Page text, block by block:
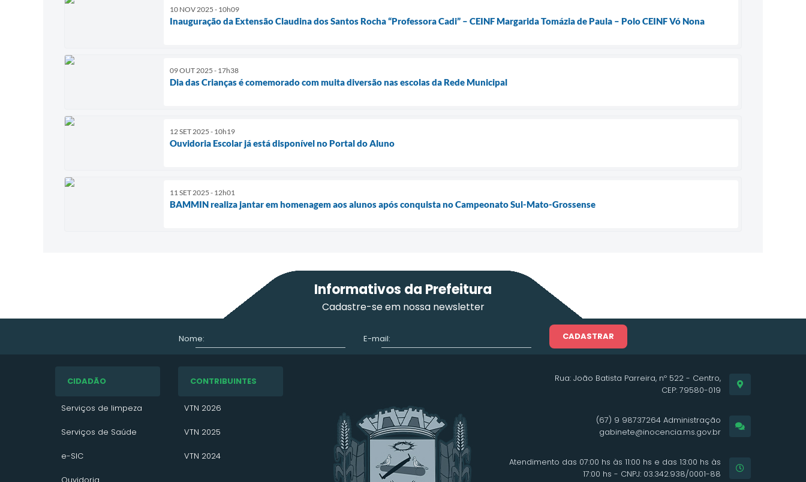
10 NOV 2025 - 10h09
Inauguração da Extensão Claudina dos Santos Rocha “Professora Cadi” – CEINF Margarida Tomázia de Paula – Polo CEINF Vó Nona
09 OUT 2025 - 17h38
Dia das Crianças é comemorado com muita diversão nas escolas da Rede Municipal
12 SET 2025 - 10h19
Ouvidoria Escolar já está disponível no Portal do Aluno
11 SET 2025 - 12h01
BAMMIN realiza jantar em homenagem aos alunos após conquista no Campeonato Sul-Mato-Grossense
Informativos da Prefeitura
Cadastre-se em nossa newsletter
Nome: E-mail: CADASTRAR
CIDADÃO
Serviços de limpeza
Serviços de Saúde
e-SIC
Ouvidoria
CONTRIBUINTES
VTN 2026
VTN 2025
VTN 2024
Rua: João Batista Parreira, nº 522 - Centro,
CEP: 79580-019
(67) 9 98737264 Administração
gabinete@inocencia.ms.gov.br
Atendimento das 07:00 hs às 11:00 hs e das 13:00 hs às
17:00 hs - CNPJ: 03.342.938/0001-88